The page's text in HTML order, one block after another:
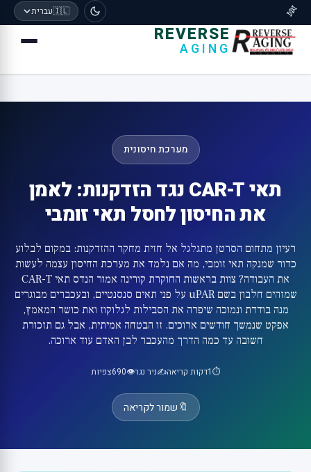
🧬
🇮🇱עברית
REVERSE
AGING
מערכת חיסונית
תאי CAR-T נגד הזדקנות: לאמן
את החיסון לחסל תאי זומבי
רעיון מתחום הסרטן מתגלגל אל חזית מחקר ההזדקנות: במקום לבלוע
כדור שמנקה תאי זומבי, מה אם נלמד את מערכת החיסון עצמה לעשות
את העבודה? צוות בראשות החוקרת קורינה אמור הנדס תאי CAR-T
שמזהים חלבון בשם uPAR על פני תאים סנסנטיים, ובעכברים מבוגרים
מנה בודדת ונמוכה שיפרה את הסבילות לגלוקוז ואת כושר המאמץ,
אפקט שנמשך חודשים ארוכים. זו הבטחה אמיתית, אבל גם תזכורת
חשובה עד כמה הדרך מהעכבר לבן האדם עוד ארוכה.
⏱️
1דקות קריאה✍️ניר נגר👁️
690צפיות
🔖שמור לקריאה